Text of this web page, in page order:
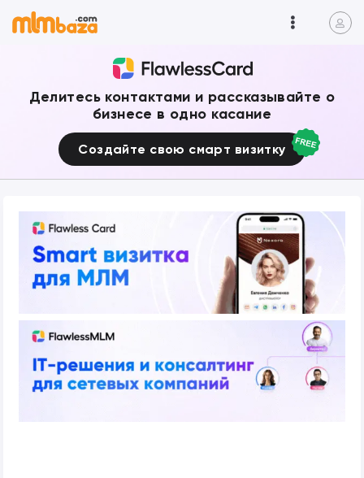
Делитесь контактами и рассказывайте о
бизнесе в одно касание
Создайте свою смарт визитку